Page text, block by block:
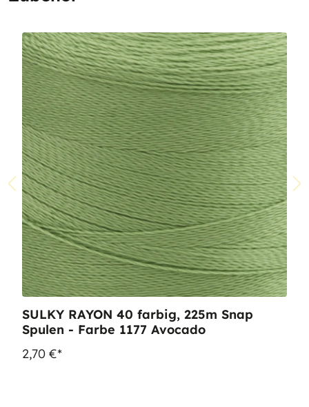
SULKY RAYON 40 farbig, 225m Snap
Spulen - Farbe 1177 Avocado
2,70 €*